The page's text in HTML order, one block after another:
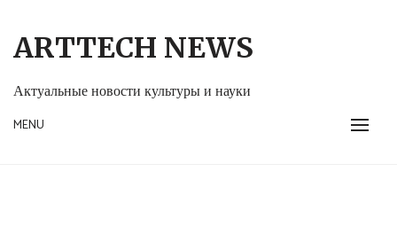
content
ARTTECH NEWS
Актуальные новости культуры и науки
MENU